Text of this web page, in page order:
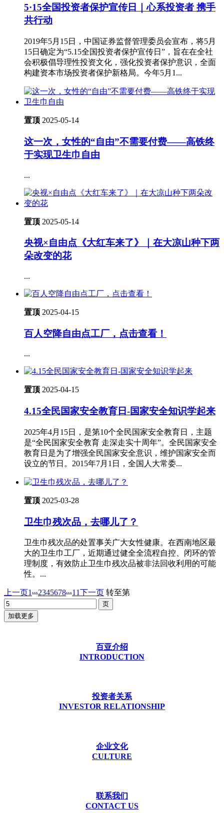
5·15全国投资者保护宣传日｜心系投资者 携手
共行动
2019年5月15日，中国证券监督管理委员会宣布，将5月
15日确定为“5.15全国投资者保护宣传日”，旨在在全社
会积极倡导理性投资文化，强化投资者保护意识，全面
构建资本市场投资者保护新格局。今年5月1...
置顶 2025-05-14
这一次，女性的“自由”不需要付费——高铁终
于实现卫生巾自由
...
置顶 2025-05-14
央视×自由点《大红车来了》｜在大凉山种下两
朵改变的花
...
置顶 2025-04-15
百人空降自由点工厂，点击查看！
...
置顶 2025-04-15
4.15全民国家安全教育日-国家安全知识学起来
2025年4月15日，是第10个全民国家安全教育日，主题
是“全民国家安全教育 走深走实十周年”。全民国家安全
教育日是为了增强全民国家安全意识，维护国家安全而
设立的节日。2015年7月1日，全国人大常委...
置顶 2025-03-28
卫生巾残次品，去哪儿了？
卫生巾残次品的处置事关广大女性健康。在西南地区最
大的卫生巾工厂，近期通过健全全流程自控、闭环的管
理制度，有效防止卫生巾残次品被非法回收利用的可能
性。...
上一页1...2345678...11下一页 转至第
加载更多
百亚介绍
INTRODUCTION
投资者关系
INVESTOR RELATIONSHIP
企业文化
CULTURE
联系我们
CONTACT US